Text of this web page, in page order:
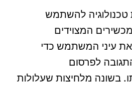
להשתמש
המצוידים
עיני המשתמש כדי
לפרסום
בשונה מלחיצות שעלולות